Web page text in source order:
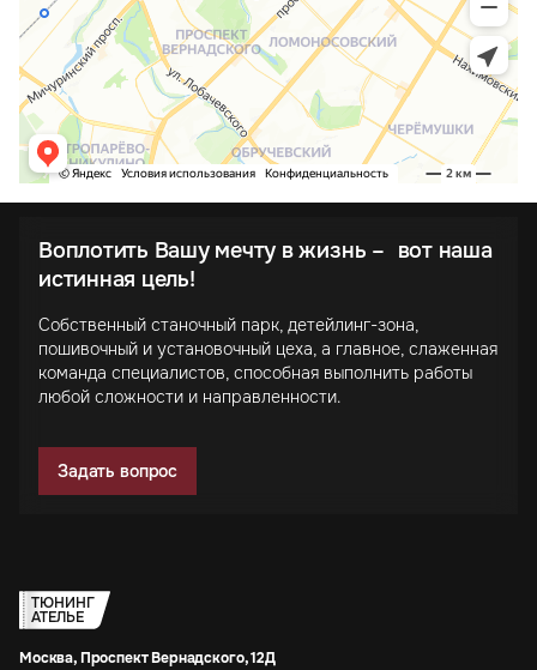
Воплотить Вашу мечту в жизнь – вот наша
истинная цель!
Собственный станочный парк, детейлинг-зона,
пошивочный и установочный цеха, а главное, слаженная
команда специалистов, способная выполнить работы
любой сложности и направленности.
Задать вопрос
ТЮНИНГ
АТЕЛЬЕ
Москва, Проспект Вернадского, 12Д